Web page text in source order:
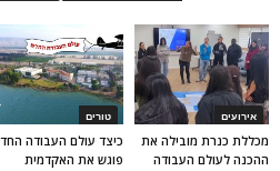
טורים
כיצד עולם העבודה
פוגש את האקדמית
אירועים
מכללת כנרת מובילה את
ההכנה לעולם העבודה